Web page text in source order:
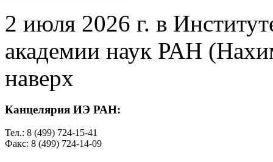
2 июля 2026 г. в
академии наук РАН
наверх
Канцелярия ИЭ РАН:
Тел.: 8 (499) 724-15-41
Факс: 8 (499) 724-14-09